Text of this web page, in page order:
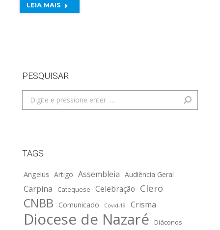
LEIA MAIS
PESQUISAR
Search:
TAGS
Angelus Artigo Assembleia Audiência Geral
Carpina Catequese Celebração Clero
CNBB Comunicado Covid-19 Crisma
Diocese de Nazaré
Diáconos